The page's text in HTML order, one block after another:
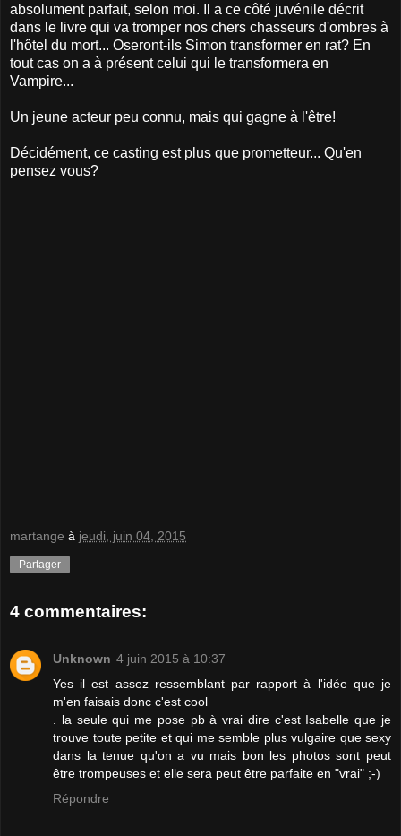
absolument parfait, selon moi. Il a ce côté juvénile décrit
dans le livre qui va tromper nos chers chasseurs d'ombres à
l'hôtel du mort... Oseront-ils Simon transformer en rat? En
tout cas on a à présent celui qui le transformera en
Vampire...
Un jeune acteur peu connu, mais qui gagne à l'être!
Décidément, ce casting est plus que prometteur... Qu'en
pensez vous?
martange à jeudi, juin 04, 2015
Partager
4 commentaires:
Unknown 4 juin 2015 à 10:37
Yes il est assez ressemblant par rapport à l'idée que je
m'en faisais donc c'est cool
. la seule qui me pose pb à vrai dire c'est Isabelle que je
trouve toute petite et qui me semble plus vulgaire que sexy
dans la tenue qu'on a vu mais bon les photos sont peut
être trompeuses et elle sera peut être parfaite en "vrai" ;-)
Répondre